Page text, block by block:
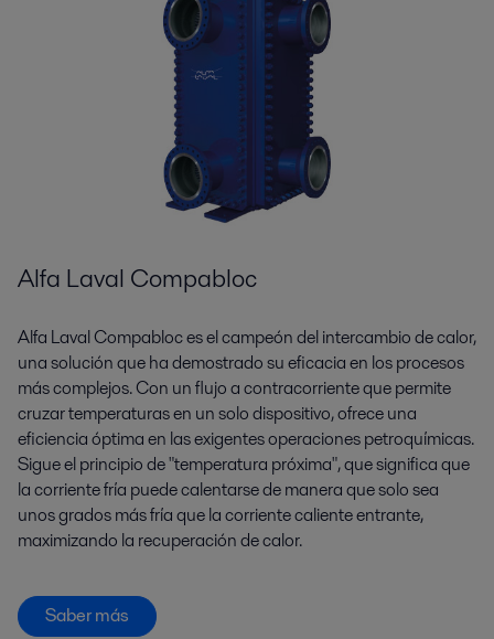
Alfa Laval Compabloc
Alfa Laval Compabloc es el campeón del intercambio de calor,
una solución que ha demostrado su eficacia en los procesos
más complejos. Con un flujo a contracorriente que permite
cruzar temperaturas en un solo dispositivo, ofrece una
eficiencia óptima en las exigentes operaciones petroquímicas.
Sigue el principio de "temperatura próxima", que significa que
la corriente fría puede calentarse de manera que solo sea
unos grados más fría que la corriente caliente entrante,
maximizando la recuperación de calor.
Saber más